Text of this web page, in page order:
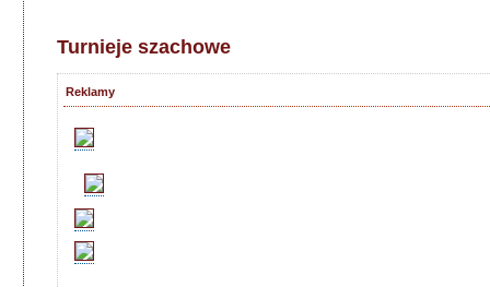
Turnieje szachowe
Reklamy